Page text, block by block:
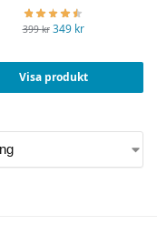
399kr 349 kr
Visa produkt